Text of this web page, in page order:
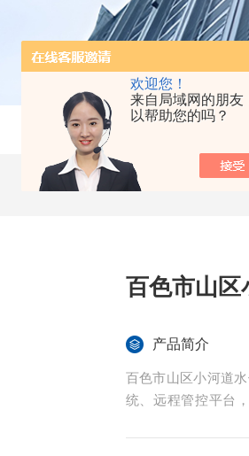
欢迎您！
来自局域网的朋友
以帮助您的吗？
当前位置：
百色市山区
产品简介
百色市山区小河道
统、远程管控平台